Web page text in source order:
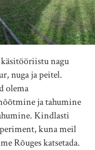
nagu
nuga ja peitel.
olema
ja tahumine
Kindlasti
kuna meil
Rõuges katsetada.